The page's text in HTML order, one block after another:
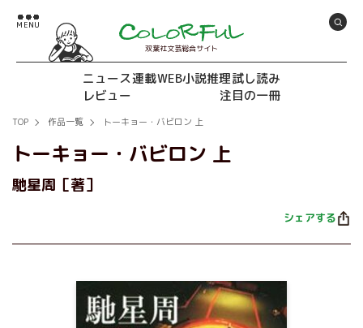
双葉社文芸総合サイト
ニュース連載WEB小説推理試し読み
レビュー
注目の一冊
TOP 作品一覧 トーキョー・バビロン 上
トーキョー・バビロン 上
馳星周［著］
シェアする